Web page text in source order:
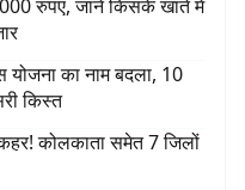
रुपए, जानें किसके खाते में
का नाम बदला, 10
किस्त
कोलकाता समेत 7 जिलों